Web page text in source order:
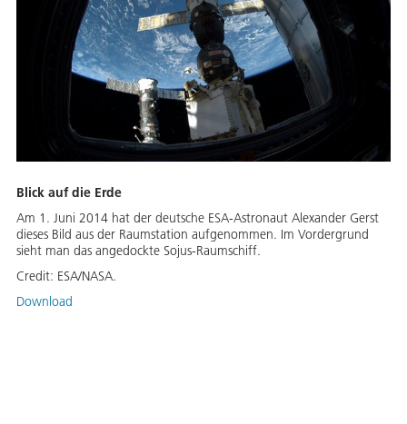
Blick auf die Erde
Am 1. Juni 2014 hat der deutsche ESA-Astronaut Alexander Gerst
dieses Bild aus der Raumstation aufgenommen. Im Vordergrund
sieht man das angedockte Sojus-Raumschiff.
Credit: ESA/NASA.
Download